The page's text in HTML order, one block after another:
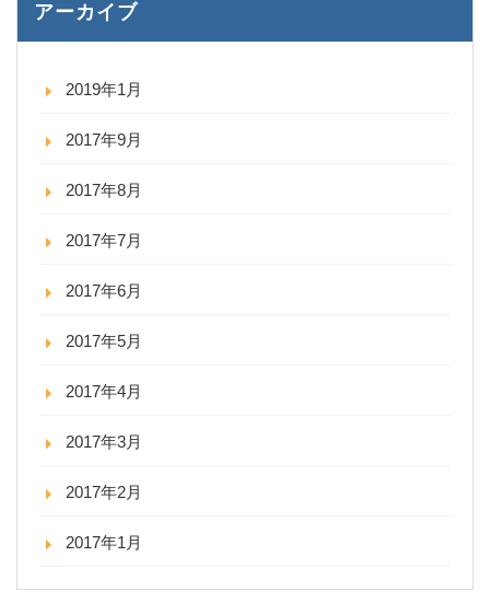
アーカイブ
2019年1月
2017年9月
2017年8月
2017年7月
2017年6月
2017年5月
2017年4月
2017年3月
2017年2月
2017年1月